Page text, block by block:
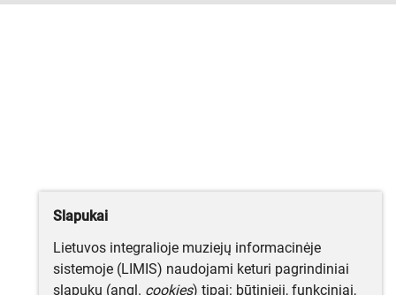
Slapukai
Lietuvos integralioje muziejų informacinėje
sistemoje (LIMIS) naudojami keturi pagrindiniai
slapukų (angl. cookies) tipai: būtinieji, funkciniai,